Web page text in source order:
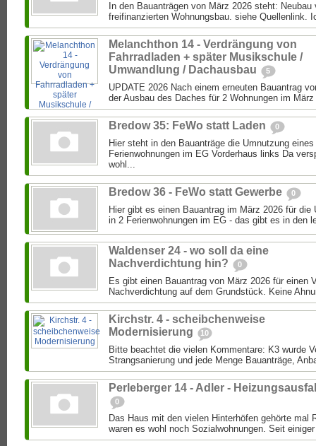
In den Bauanträgen von März 2026 steht: Neubau
freifinanzierten Wohnungsbau. siehe Quellenlink.
Melanchthon 14 - Verdrängung von
Fahrradladen + später Musikschule /
Umwandlung / Dachausbau
5
UPDATE 2026 Nach einem erneuten Bauantrag
der Ausbau des Daches für 2 Wohnungen im
Bredow 35: FeWo statt Laden 0
Hier steht in den Bauanträge die Umnutzung
Ferienwohnungen im EG Vorderhaus links Da
wohl...
Bredow 36 - FeWo statt Gewerbe 0
Hier gibt es einen Bauantrag im März 2026 für die
in 2 Ferienwohnungen im EG - das gibt es in den
Waldenser 24 - wo soll da eine
Nachverdichtung hin?
0
Es gibt einen Bauantrag von März 2026 für einen
Nachverdichtung auf dem Grundstück. Keine
Kirchstr. 4 - scheibchenweise
Modernisierung
10
Bitte beachtet die vielen Kommentare: K3 wurde
Strangsanierung und jede Menge Bauanträge,
Perleberger 14 - Adler -
0
Das Haus mit den vielen Hinterhöfen gehörte mal
waren es wohl noch Sozialwohnungen. Seit